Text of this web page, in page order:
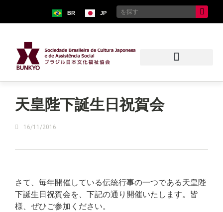
BR JP
天皇陛下誕生日祝賀会
16/11/2016
さて、毎年開催している伝統行事の一つである天皇陛
下誕生日祝賀会を、下記の通り開催いたします。皆
様、ぜひご参加ください。